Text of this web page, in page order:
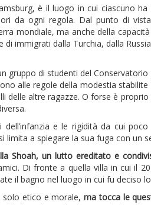
è il luogo in cui ciascuno
da ogni regola. Dal punto di
mondiale, ma anche della
di immigrati dalla Turchia, dalla
gruppo di studenti del
alle regole della modestia
delle altre ragazze. O forse è
e le rigidità da cui
a spiegare la sua fuga con un
Shoah, un lutto ereditato e
Di fronte a quella villa in cui il
il bagno nel luogo in cui fu deciso
solo etico e morale,ma tocca le